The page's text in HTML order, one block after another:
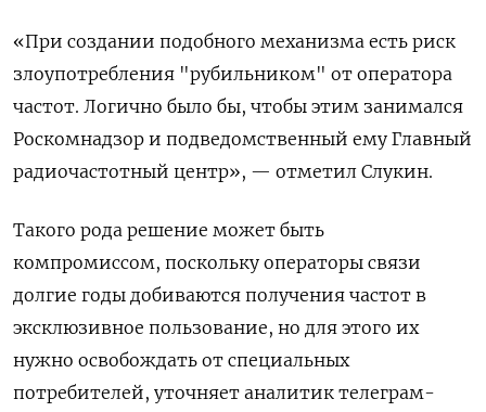
«При создании подобного механизма есть риск
злоупотребления "рубильником" от оператора
частот. Логично было бы, чтобы этим занимался
Роскомнадзор и подведомственный ему Главный
радиочастотный центр», — отметил Слукин.
Такого рода решение может быть
компромиссом, поскольку операторы связи
долгие годы добиваются получения частот в
эксклюзивное пользование, но для этого их
нужно освобождать от специальных
потребителей, уточняет аналитик телеграм-